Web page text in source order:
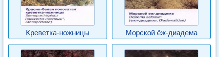
Креветка-ножницы Морской ёж-диадема